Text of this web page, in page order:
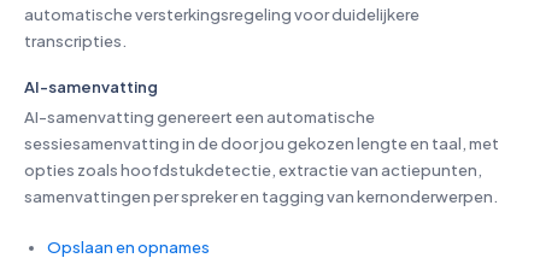
automatische versterkingsregeling voor duidelijkere
transcripties.
AI-samenvatting
AI-samenvatting genereert een automatische
sessiesamenvatting in de door jou gekozen lengte en taal, met
opties zoals hoofdstukdetectie, extractie van actiepunten,
samenvattingen per spreker en tagging van kernonderwerpen.
Opslaan en opnames